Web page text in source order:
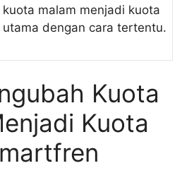
kuota malam menjadi kuota
utama dengan cara tertentu.
Kuota
Kuota